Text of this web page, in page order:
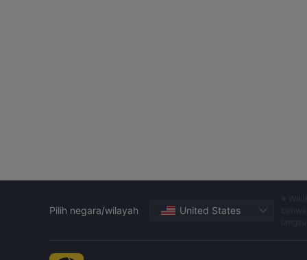
Pilih negara/wilayah United States